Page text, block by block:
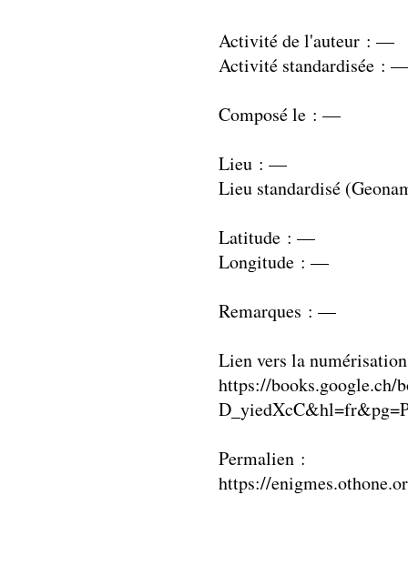
Activité de l'auteur : —
Activité standardisée : —
Composé le : —
Lieu : —
Lieu standardisé
Latitude : —
Longitude : —
Remarques : —
Lien vers la
https://books.google.ch/
Permalien :
https://